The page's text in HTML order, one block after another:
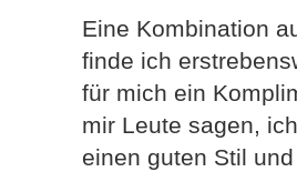
Eine Kombination
finde ich
für mich ein
mir Leute sagen,
einen guten Stil